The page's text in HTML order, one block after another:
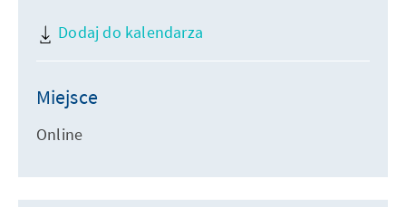
Dodaj do kalendarza
Miejsce
Online